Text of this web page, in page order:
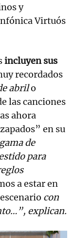
y
Virtuós
incluyen sus
recordados
abrilo
las canciones
ahora
en su
de
para
a estar en
con
explican.